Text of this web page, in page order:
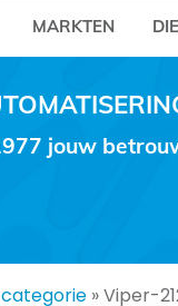
MARKTEN
jouw
»Viper-